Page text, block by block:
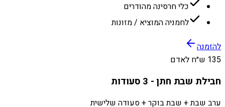
כלי חרסינה מהודרים
לחמניה המוציא / מזונות
להזמנה
135 ש״ח לאדם
חבילת שבת חתן - 3 סעודות
ערב שבת + שבת בוקר + סעודה שלישית